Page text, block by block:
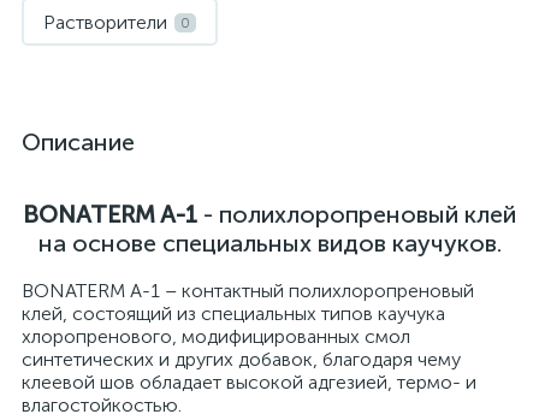
Растворители 0
Описание
BONATERM A-1 - полихлоропреновый клей
на основе специальных видов каучуков.
BONATERM A-1 – контактный полихлоропреновый
клей, состоящий из специальных типов каучука
хлоропренового, модифицированных смол
синтетических и других добавок, благодаря чему
клеевой шов обладает высокой адгезией, термо- и
влагостойкостью.